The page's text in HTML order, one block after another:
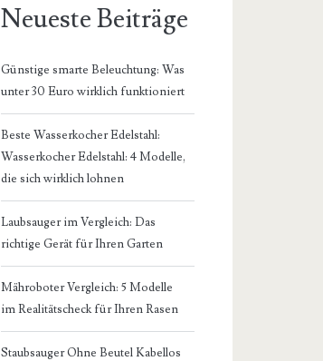
Neueste Beiträge
Günstige smarte Beleuchtung: Was
unter 30 Euro wirklich funktioniert
Beste Wasserkocher Edelstahl:
Wasserkocher Edelstahl: 4 Modelle,
die sich wirklich lohnen
Laubsauger im Vergleich: Das
richtige Gerät für Ihren Garten
Mähroboter Vergleich: 5 Modelle
im Realitätscheck für Ihren Rasen
Staubsauger Ohne Beutel Kabellos